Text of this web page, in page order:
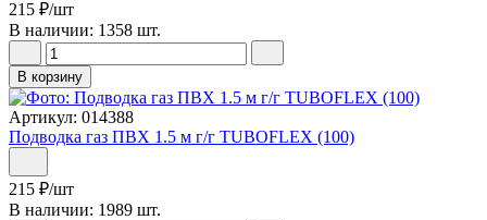
215 ₽/шт
В наличии: 1358 шт.
В корзину
Артикул: 014388
Подводка газ ПВХ 1.5 м г/г TUBOFLEX (100)
215 ₽/шт
В наличии: 1989 шт.